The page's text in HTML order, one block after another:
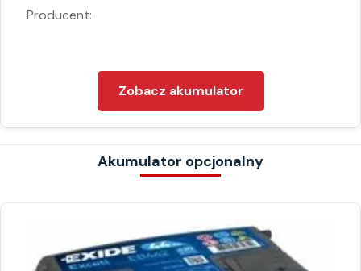
Producent:
Zobacz akumulator
Akumulator opcjonalny